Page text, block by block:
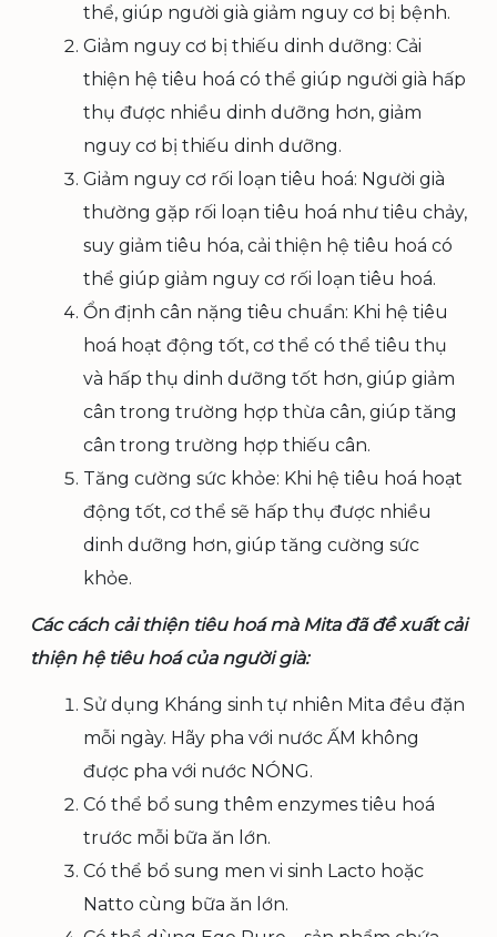
thể, giúp người già giảm nguy cơ bị bệnh.
Giảm nguy cơ bị thiếu dinh dưỡng: Cải
thiện hệ tiêu hoá có thể giúp người già hấp
thụ được nhiều dinh dưỡng hơn, giảm
nguy cơ bị thiếu dinh dưỡng.
Giảm nguy cơ rối loạn tiêu hoá: Người già
thường gặp rối loạn tiêu hoá như tiêu chảy,
suy giảm tiêu hóa, cải thiện hệ tiêu hoá có
thể giúp giảm nguy cơ rối loạn tiêu hoá.
Ổn định cân nặng tiêu chuẩn: Khi hệ tiêu
hoá hoạt động tốt, cơ thể có thể tiêu thụ
và hấp thụ dinh dưỡng tốt hơn, giúp giảm
cân trong trường hợp thừa cân, giúp tăng
cân trong trường hợp thiếu cân.
Tăng cường sức khỏe: Khi hệ tiêu hoá hoạt
động tốt, cơ thể sẽ hấp thụ được nhiều
dinh dưỡng hơn, giúp tăng cường sức
khỏe.
Các cách cải thiện tiêu hoá mà Mita đã đề xuất cải
thiện hệ tiêu hoá của người già:
Sử dụng Kháng sinh tự nhiên Mita đều đặn
mỗi ngày. Hãy pha với nước ẤM không
được pha với nước NÓNG.
Có thể bổ sung thêm enzymes tiêu hoá
trước mỗi bữa ăn lớn.
Có thể bổ sung men vi sinh Lacto hoặc
Natto cùng bữa ăn lớn.